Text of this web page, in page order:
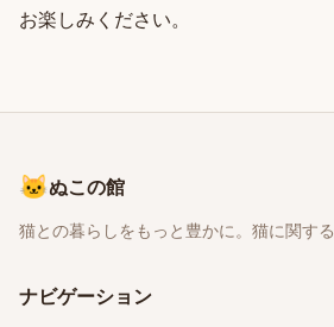
お楽しみください。
🐱ぬこの館
猫との暮らしをもっと豊かに。猫に関す
ナビゲーション